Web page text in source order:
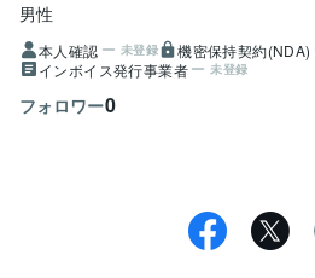
男性
本人確認 未登録 機密保持契約(NDA)
インボイス発行事業者 未登録
フォロワー0